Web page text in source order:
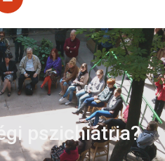
pszichiátria?